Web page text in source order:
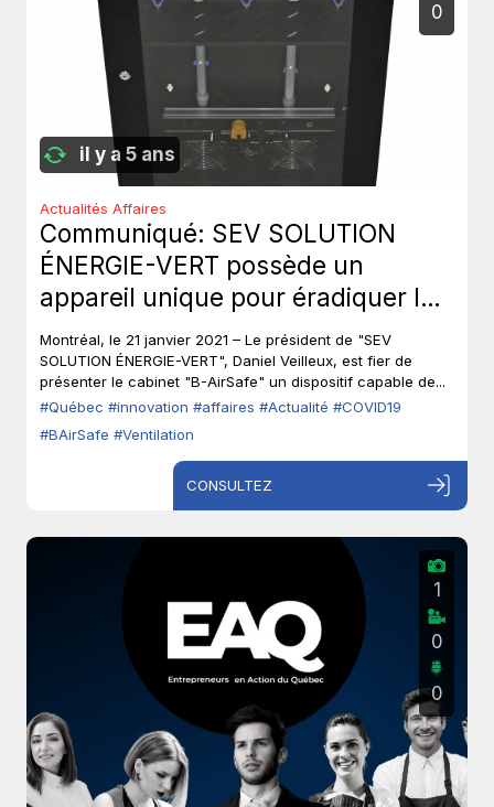
il y a 5 ans
0
Actualités Affaires
Communiqué: SEV SOLUTION
ÉNERGIE-VERT possède un
appareil unique pour éradiquer les
virus par irradiation.
Montréal, le 21 janvier 2021 – Le président de "SEV
SOLUTION ÉNERGIE-VERT", Daniel Veilleux, est fier de
présenter le cabinet "B-AirSafe" un dispositif capable de...
#Québec #innovation #affaires #Actualité #COVID19
#BAirSafe #Ventilation
CONSULTEZ
1
0
0